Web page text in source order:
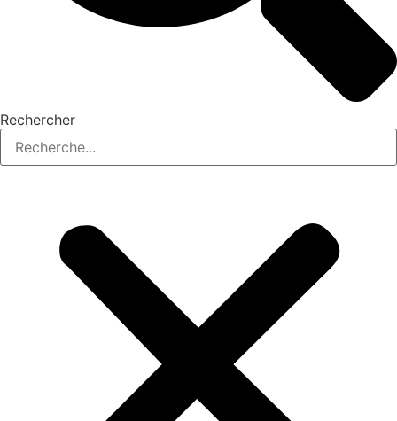
Rechercher